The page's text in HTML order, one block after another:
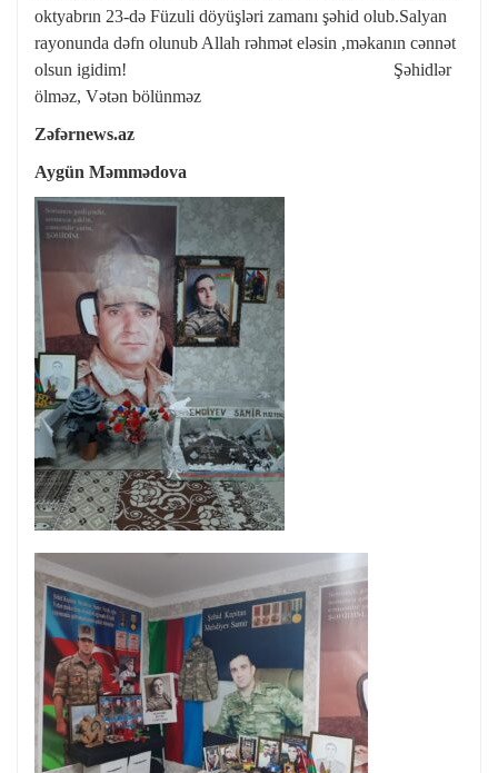
oktyabrın 23-də Füzuli döyüşləri zamanı şəhid olub.Salyan
rayonunda dəfn olunub Allah rəhmət eləsin ,məkanın cənnət
olsun igidim! Şəhidlər
ölməz, Vətən bölünməz
Zəfərnews.az
Aygün Məmmədova